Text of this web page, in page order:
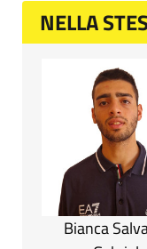
NELLA
Bianca